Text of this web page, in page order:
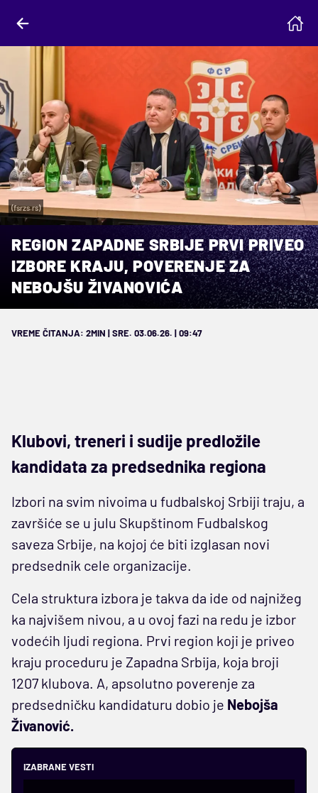
(fsrzs.rs)
REGION ZAPADNE SRBIJE PRVI PRIVEO
IZBORE KRAJU, POVERENJE ZA
NEBOJŠU ŽIVANOVIĆA
VREME ČITANJA: 2MIN | SRE. 03.06.26. | 09:47
Klubovi, treneri i sudije predložile
kandidata za predsednika regiona
Izbori na svim nivoima u fudbalskoj Srbiji traju, a
završiće se u julu Skupštinom Fudbalskog
saveza Srbije, na kojoj će biti izglasan novi
predsednik cele organizacije.
Cela struktura izbora je takva da ide od najnižeg
ka najvišem nivou, a u ovoj fazi na redu je izbor
vodećih ljudi regiona. Prvi region koji je priveo
kraju proceduru je Zapadna Srbija, koja broji
1207 klubova. A, apsolutno poverenje za
predsedničku kandidaturu dobio je Nebojša
Živanović.
IZABRANE VESTI